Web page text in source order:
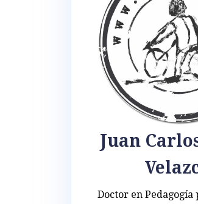
Juan
Doctor en Pedagogía